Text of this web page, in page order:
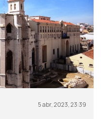
5 abr, 2023, 23:39